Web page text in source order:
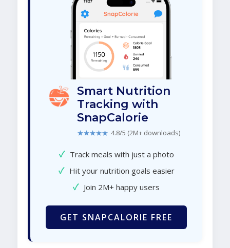
Smart Nutrition
Tracking with
SnapCalorie
★★★★★ 4.8/5 (2M+ downloads)
✓ Track meals with just a photo
✓ Hit your nutrition goals easier
✓ Join 2M+ happy users
GET SNAPCALORIE FREE